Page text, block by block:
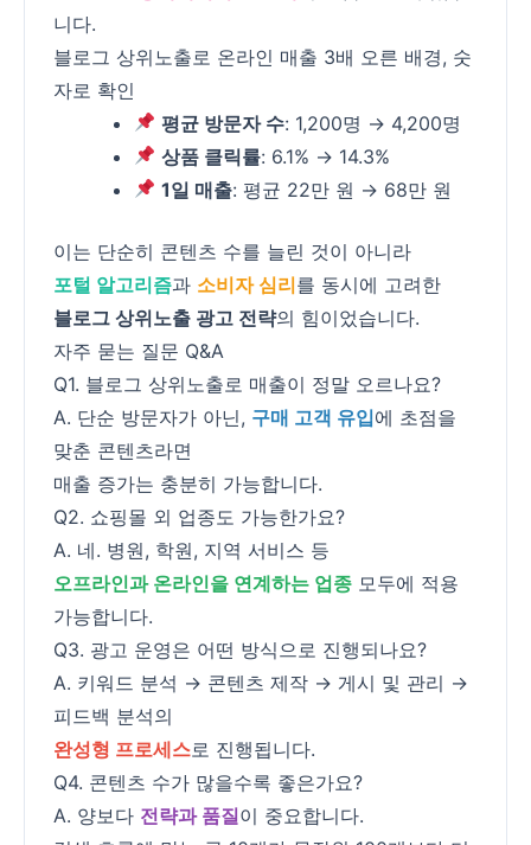
니다.
블로그 상위노출로 온라인 매출 3배 오른 배경, 숫
자로 확인
평균 방문자 수: 1,200명 → 4,200명
상품 클릭률: 6.1% → 14.3%
1일 매출: 평균 22만 원 → 68만 원
이는 단순히 콘텐츠 수를 늘린 것이 아니라
포털 알고리즘과 소비자 심리를 동시에 고려한
블로그 상위노출 광고 전략의 힘이었습니다.
자주 묻는 질문 Q&A
Q1. 블로그 상위노출로 매출이 정말 오르나요?
A. 단순 방문자가 아닌, 구매 고객 유입에 초점을
맞춘 콘텐츠라면
매출 증가는 충분히 가능합니다.
Q2. 쇼핑몰 외 업종도 가능한가요?
A. 네. 병원, 학원, 지역 서비스 등
오프라인과 온라인을 연계하는 업종 모두에 적용
가능합니다.
Q3. 광고 운영은 어떤 방식으로 진행되나요?
A. 키워드 분석 → 콘텐츠 제작 → 게시 및 관리 →
피드백 분석의
완성형 프로세스로 진행됩니다.
Q4. 콘텐츠 수가 많을수록 좋은가요?
A. 양보다 전략과 품질이 중요합니다.